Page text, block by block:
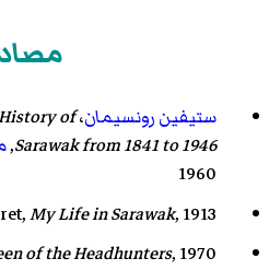
ستيفين رونسيمان،of
Sarawak from 1841 to 1946
,
1960
My Life in Sarawak, 1913.
of the Headhunters, 1970.